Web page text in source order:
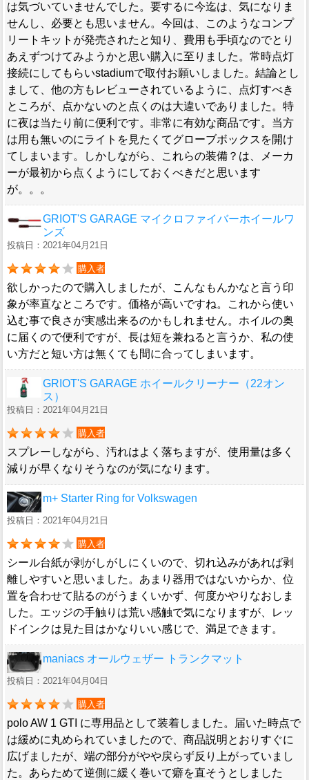
は気づいていませんでした。要するに今迄は、気になりま
せんし、必要とも思いません。今回は、このようなコンプ
リートキットが発売されたと知り、費用も手頃なのでとり
あえずつけてみようかと思い購入に至りました。常時点灯
接続にしてもらいstadiumで取付お願いしました。結論とし
まして、他の方もレビューされているように、点灯すべき
ところが、点かないのと点くのは大違いでありました。特
に夜は当たり前に便利です。非常に有効な商品です。当方
は用も無いのにライトを見たくてグローブボックスを開け
てしまいます。しかしながら、これらの装備？は、メーカ
ーが最初から点くようにしておくべきだと思います
が。。。
GRIOT'S GARAGE マイクロファイバーホイールワ
ンズ
投稿日：2021年04月21日
購入者
欲しかったので購入しましたが、こんなもんかなと言う印
象が率直なところです。価格が高いですね。これから使い
込む事で良さが実感出来るのかもしれません。ホイルの奥
に届くので便利ですが、長は短を兼ねると言うか、私の使
い方だと短い方は無くても間に合ってしまいます。
GRIOT'S GARAGE ホイールクリーナー（22オン
ス）
投稿日：2021年04月21日
購入者
スプレーしながら、汚れはよく落ちますが、使用量は多く
減りが早くなりそうなのが気になります。
m+ Starter Ring for Volkswagen
投稿日：2021年04月21日
購入者
シール台紙が剥がしがしにくいので、切れ込みがあれば剥
離しやすいと思いました。あまり器用ではないからか、位
置を合わせて貼るのがうまくいかず、何度かやりなおしま
した。エッジの手触りは荒い感触で気になりますが、レッ
ドインクは見た目はかなりいい感じで、満足できます。
maniacs オールウェザー トランクマット
投稿日：2021年04月04日
購入者
polo AW 1 GTI に専用品として装着しました。届いた時点で
は緩めに丸められていましたので、商品説明とおりすぐに
広げましたが、端の部分がやや戻らず反り上がっていまし
た。あらためて逆側に緩く巻いて癖を直そうとしました